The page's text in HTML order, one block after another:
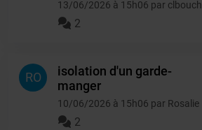
13/06/2026 à 15h06 par clbouch
2
RO
isolation d'un garde-
manger
10/06/2026 à 15h06 par Rosalie
2